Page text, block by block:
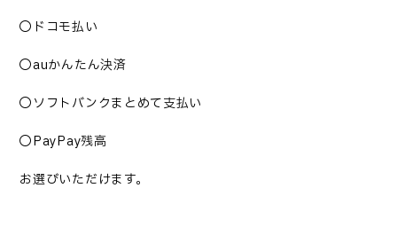
◯ドコモ払い
◯auかんたん決済
◯ソフトバンクまとめて支払い
◯PayPay残高
お選びいただけます。